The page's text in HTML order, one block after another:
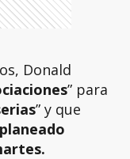
Donald
” para
” y que